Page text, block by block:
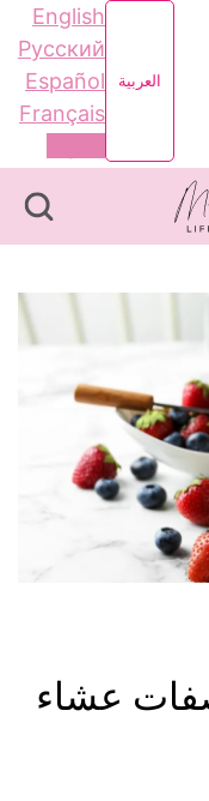
العربية
English
Русский
Español
Français
عشاء